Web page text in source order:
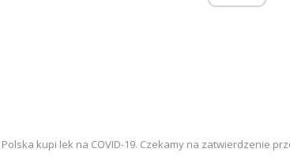
kupi lek na COVID-19. Czekamy na zatwierdzenie